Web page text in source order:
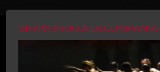
BIENVENIDO A LA COMPAÑÍA